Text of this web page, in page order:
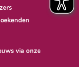
via onze